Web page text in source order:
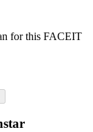
for this FACEIT